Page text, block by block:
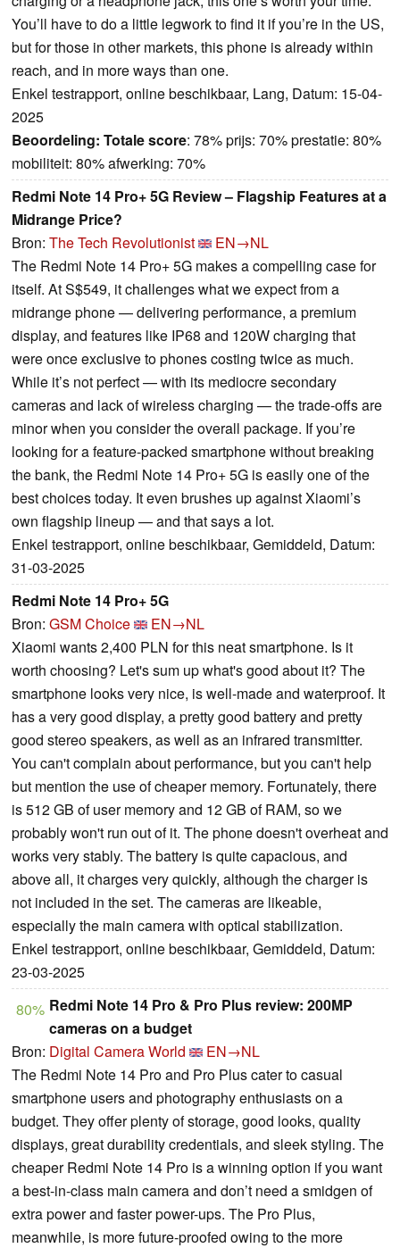
You’ll have to do a little legwork to find it if you’re in the US,
but for those in other markets, this phone is already within
reach, and in more ways than one.
Enkel testrapport, online beschikbaar, Lang, Datum: 15-04-
2025
Beoordeling: Totale score: 78% prijs: 70% prestatie: 80%
mobiliteit: 80% afwerking: 70%
Redmi Note 14 Pro+ 5G Review – Flagship Features at a
Midrange Price?
Bron: The Tech Revolutionist
EN→NL
The Redmi Note 14 Pro+ 5G makes a compelling case for
itself. At S$549, it challenges what we expect from a
midrange phone — delivering performance, a premium
display, and features like IP68 and 120W charging that
were once exclusive to phones costing twice as much.
While it’s not perfect — with its mediocre secondary
cameras and lack of wireless charging — the trade-offs are
minor when you consider the overall package. If you’re
looking for a feature-packed smartphone without breaking
the bank, the Redmi Note 14 Pro+ 5G is easily one of the
best choices today. It even brushes up against Xiaomi’s
own flagship lineup — and that says a lot.
Enkel testrapport, online beschikbaar, Gemiddeld, Datum:
31-03-2025
Redmi Note 14 Pro+ 5G
Bron: GSM Choice
EN→NL
Xiaomi wants 2,400 PLN for this neat smartphone. Is it
worth choosing? Let's sum up what's good about it? The
smartphone looks very nice, is well-made and waterproof. It
has a very good display, a pretty good battery and pretty
good stereo speakers, as well as an infrared transmitter.
You can't complain about performance, but you can't help
but mention the use of cheaper memory. Fortunately, there
is 512 GB of user memory and 12 GB of RAM, so we
probably won't run out of it. The phone doesn't overheat and
works very stably. The battery is quite capacious, and
above all, it charges very quickly, although the charger is
not included in the set. The cameras are likeable,
especially the main camera with optical stabilization.
Enkel testrapport, online beschikbaar, Gemiddeld, Datum:
23-03-2025
80% Redmi Note 14 Pro & Pro Plus review: 200MP
cameras on a budget
Bron: Digital Camera World
EN→NL
The Redmi Note 14 Pro and Pro Plus cater to casual
smartphone users and photography enthusiasts on a
budget. They offer plenty of storage, good looks, quality
displays, great durability credentials, and sleek styling. The
cheaper Redmi Note 14 Pro is a winning option if you want
a best-in-class main camera and don’t need a smidgen of
extra power and faster power-ups. The Pro Plus,
meanwhile, is more future-proofed owing to the more